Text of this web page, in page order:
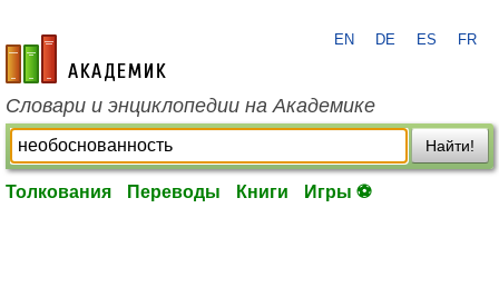
academic.ru
EN DE ES FR
Словари и энциклопедии на Академике
Найти!
Толкования Переводы Книги Игры ⚽